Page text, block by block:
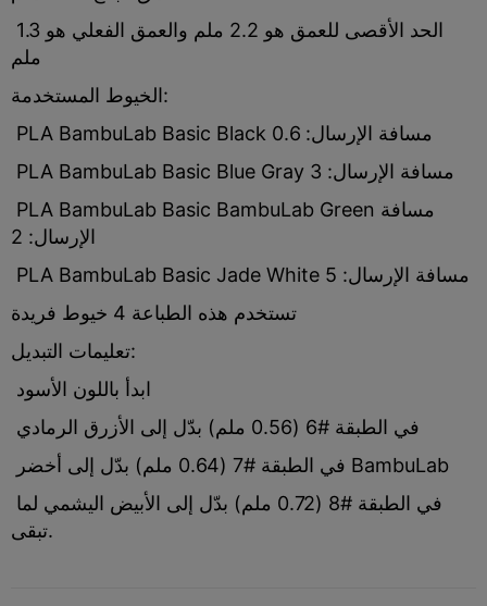
ملم
الخيوط المستخدمة:
PLA BambuLab Basic Black مسافة الإرسال: 0.6
PLA BambuLab Basic Blue Gray مسافة الإرسال: 3
PLA BambuLab Basic BambuLab Green مسافة
الإرسال: 2
PLA BambuLab Basic Jade White مسافة الإرسال: 5
تستخدم هذه الطباعة 4 خيوط فريدة
تعليمات التبديل:
ابدأ باللون الأسود
في الطبقة #6 (0.56 ملم) بدّل إلى الأزرق الرمادي
في الطبقة #7 (0.64 ملم) بدّل إلى أخضر BambuLab
تبقى.